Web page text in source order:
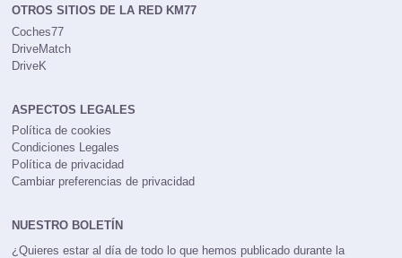
OTROS SITIOS DE LA RED KM77
Coches77
DriveMatch
DriveK
ASPECTOS LEGALES
Política de cookies
Condiciones Legales
Política de privacidad
Cambiar preferencias de privacidad
NUESTRO BOLETÍN
¿Quieres estar al día de todo lo que hemos publicado durante la